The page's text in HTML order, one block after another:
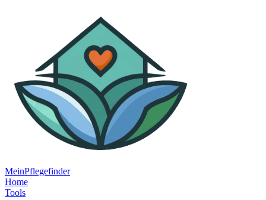
MeinPflegefinder
Home
Tools